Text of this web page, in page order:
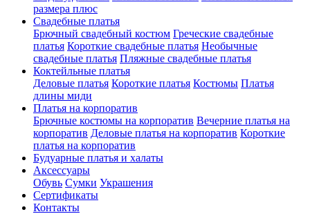
размера плюс
Свадебные платья
Брючный свадебный костюм Греческие свадебные
платья Короткие свадебные платья Необычные
свадебные платья Пляжные свадебные платья
Коктейльные платья
Деловые платья Короткие платья Костюмы Платья
длины миди
Платья на корпоратив
Брючные костюмы на корпоратив Вечерние платья на
корпоратив Деловые платья на корпоратив Короткие
платья на корпоратив
Будуарные платья и халаты
Аксессуары
Обувь Сумки Украшения
Сертификаты
Контакты